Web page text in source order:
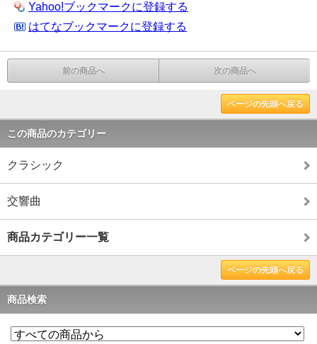
Yahoo!ブックマークに登録する
はてなブックマークに登録する
前の商品へ 次の商品へ
ページの先頭へ戻る
この商品のカテゴリー
クラシック
交響曲
商品カテゴリー一覧
ページの先頭へ戻る
商品検索